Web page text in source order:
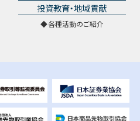
投資教育・地域貢献
各種活動のご紹介